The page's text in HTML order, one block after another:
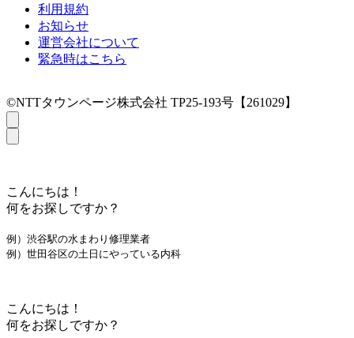
利用規約
お知らせ
運営会社について
緊急時はこちら
©NTTタウンページ株式会社 TP25-193号【261029】
こんにちは！
何をお探しですか？
例）渋谷駅の水まわり修理業者
例）世田谷区の土日にやっている内科
こんにちは！
何をお探しですか？